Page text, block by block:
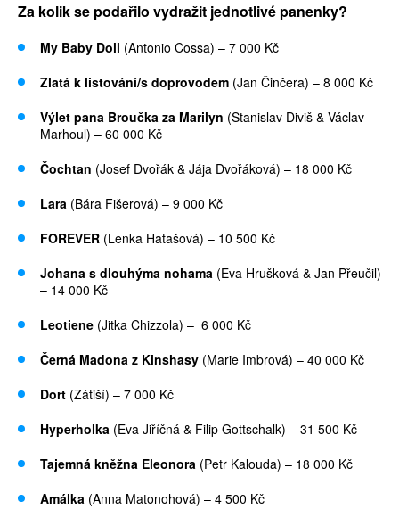
Za kolik se podařilo vydražit jednotlivé panenky?
My Baby Doll (Antonio Cossa) – 7 000 Kč
Zlatá k listování/s doprovodem (Jan Činčera) – 8 000 Kč
Výlet pana Broučka za Marilyn (Stanislav Diviš & Václav
Marhoul) – 60 000 Kč
Čochtan (Josef Dvořák & Jája Dvořáková) – 18 000 Kč
Lara (Bára Fišerová) – 9 000 Kč
FOREVER (Lenka Hatašová) – 10 500 Kč
Johana s dlouhýma nohama (Eva Hrušková & Jan Přeučil)
– 14 000 Kč
Leotiene (Jitka Chizzola) – 6 000 Kč
Černá Madona z Kinshasy (Marie Imbrová) – 40 000 Kč
Dort (Zátiší) – 7 000 Kč
Hyperholka (Eva Jiříčná & Filip Gottschalk) – 31 500 Kč
Tajemná kněžna Eleonora (Petr Kalouda) – 18 000 Kč
Amálka (Anna Matonohová) – 4 500 Kč